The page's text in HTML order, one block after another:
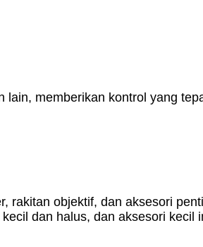
memberikan kontrol yang
rakitan objektif, dan aksesori
dan halus, dan aksesori kecil